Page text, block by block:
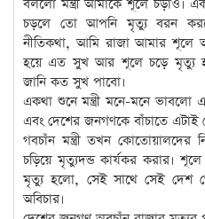
বললো মন্ত্রী আমাকে শূলে চড়াও।
চড়লে তো আপনি মৃত্যু বরন
নীতিকথা, আমি রাজা আমার শূলে
হয়ে এত সুখ আর শূলে চড়ে মৃত্যু
জানি কত সুখ পাবো।
একথা শুনে মন্ত্রী মনে-মনে ভাবলো
এবং দেশের জনগণকে বাঁচাতে
গবচাঁন মন্ত্রী তখন কোতোয়ালদের
চড়িয়ে মৃত্যুদন্ড কার্যকর করার।
মৃত্যু হলো, সেই সাথে সেই দেশ
অবিচার।